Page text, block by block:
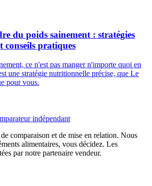
du poids sainement : stratégies
conseils pratiques
ce n'est pas manger n'importe quoi en
une stratégie nutritionnelle précise, que Le
pour vous.
indépendant
comparaison et de mise en relation. Nous
alimentaires, vous décidez. Les
par notre partenaire vendeur.